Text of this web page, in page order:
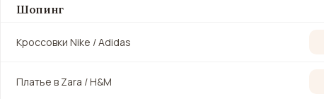
Шопинг
Кроссовки Nike / Adidas
Платье в Zara / H&M